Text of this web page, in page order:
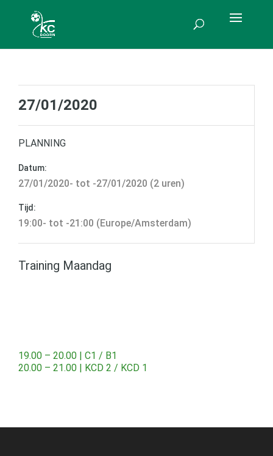
27/01/2020
PLANNING
Datum:
27/01/2020- tot -27/01/2020 (2 uren)
Tijd:
19:00- tot -21:00 (Europe/Amsterdam)
Training Maandag
19.00 – 20.00 | C1 / B1
20.00 – 21.00 | KCD 2 / KCD 1